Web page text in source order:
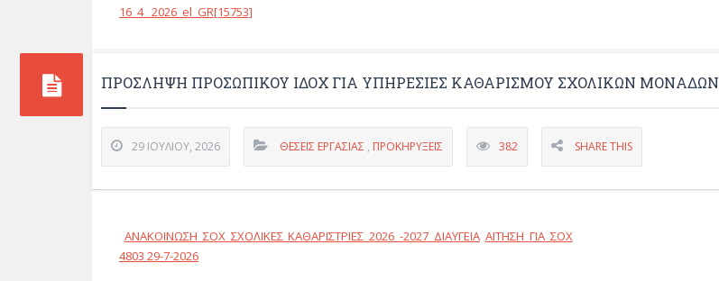
16_4_ 2026_el_GR[15753]
ΠΡΟΣΛΗΨΗ ΠΡΟΣΩΠΙΚΟΥ ΙΔΟΧ ΓΙΑ ΥΠΗΡΕΣΙΕΣ ΚΑΘΑΡΙΣΜΟΥ ΣΧΟΛΙΚΩΝ ΜΟΝΑΔΩΝ
29 ΙΟΥΛΊΟΥ, 2026 ΘΈΣΕΙΣ ΕΡΓΑΣΊΑΣ , ΠΡΟΚΗΡΎΞΕΙΣ 382 SHARE THIS
ΑΝΑΚΟΙΝΩΣΗ ΣΟΧ ΣΧΟΛΙΚΕΣ ΚΑΘΑΡΙΣΤΡΙΕΣ 2026 -2027_ΔΙΑΥΓΕΙΑ ΑΙΤΗΣΗ ΓΙΑ ΣΟΧ
4803 29-7-2026